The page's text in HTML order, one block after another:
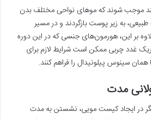
موجب شوند که موهای نواحی مختلف بدن
به زیر پوست بازگردند و در مسیر
بر این، هورمون‌های جنسی که در این دوره
غدد چربی ممکن است شرایط لازم برای
سینوس پیلونیدال را فراهم کنند.
در ایجاد کیست مویی، نشستن به مدت